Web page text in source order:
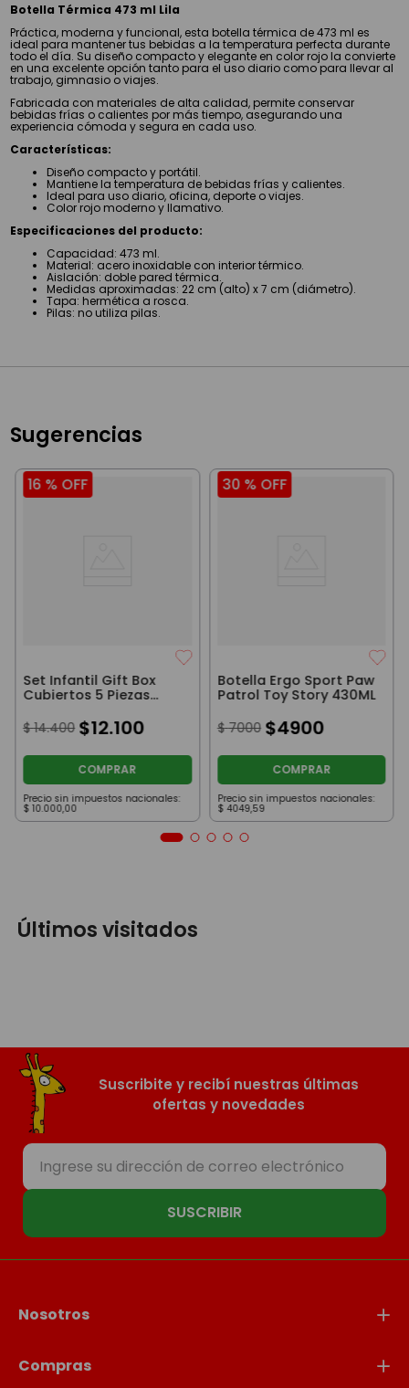
Botella Térmica 473 ml Lila
Práctica, moderna y funcional, esta botella térmica de 473 ml es
ideal para mantener tus bebidas a la temperatura perfecta durante
todo el día. Su diseño compacto y elegante en color rojo la convierte
en una excelente opción tanto para el uso diario como para llevar al
trabajo, gimnasio o viajes.
Fabricada con materiales de alta calidad, permite conservar
bebidas frías o calientes por más tiempo, asegurando una
experiencia cómoda y segura en cada uso.
Características:
Diseño compacto y portátil.
Mantiene la temperatura de bebidas frías y calientes.
Ideal para uso diario, oficina, deporte o viajes.
Color rojo moderno y llamativo.
Especificaciones del producto:
Capacidad: 473 ml.
Material: acero inoxidable con interior térmico.
Aislación: doble pared térmica.
Medidas aproximadas: 22 cm (alto) x 7 cm (diámetro).
Tapa: hermética a rosca.
Pilas: no utiliza pilas.
Sugerencias
16 % OFF
Set Infantil Gift Box
Cubiertos 5 Piezas
$ 14.400 $12.100
COMPRAR
Precio sin impuestos nacionales:
$ 10.000,00
30 % OFF
Botella Ergo Sport Paw
Patrol Toy Story 430ML
$ 7000 $4900
COMPRAR
Precio sin impuestos nacionales:
$ 4049,59
Últimos visitados
Suscribite y recibí nuestras últimas
ofertas y novedades
SUSCRIBIR
Nosotros
Compras